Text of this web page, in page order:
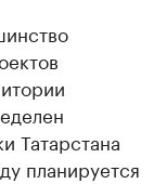
Татарстана
планируется